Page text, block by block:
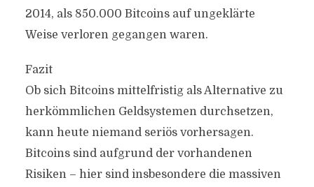
2014, als 850.000 Bitcoins auf ungeklärte
Weise verloren gegangen waren.
Fazit
Ob sich Bitcoins mittelfristig als Alternative zu
herkömmlichen Geldsystemen durchsetzen,
kann heute niemand seriös vorhersagen.
Bitcoins sind aufgrund der vorhandenen
Risiken – hier sind insbesondere die massiven